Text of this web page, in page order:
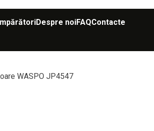
Despre noiFAQContacte
WASPO JP4547